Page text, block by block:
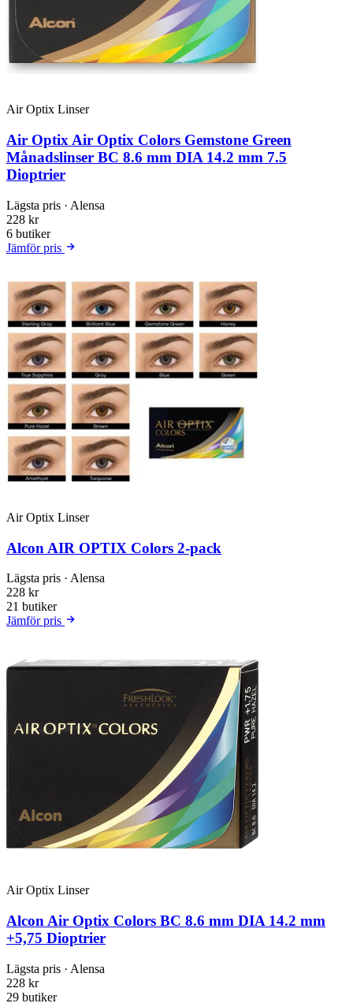
Air Optix Linser
Air Optix Air Optix Colors Gemstone Green
Månadslinser BC 8.6 mm DIA 14.2 mm 7.5
Dioptrier
Lägsta pris · Alensa
228 kr
6 butiker
Jämför pris
Air Optix Linser
Alcon AIR OPTIX Colors 2-pack
Lägsta pris · Alensa
228 kr
21 butiker
Jämför pris
Air Optix Linser
Alcon Air Optix Colors BC 8.6 mm DIA 14.2 mm
+5,75 Dioptrier
Lägsta pris · Alensa
228 kr
29 butiker